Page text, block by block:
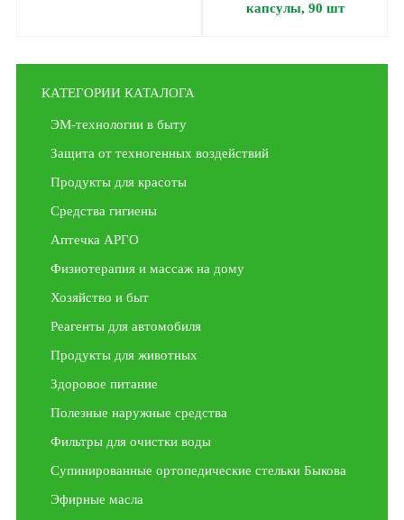
капсулы, 90 шт
КАТЕГОРИИ КАТАЛОГА
ЭМ-технологии в быту
Защита от техногенных воздействий
Продукты для красоты
Средства гигиены
Аптечка АРГО
Физиотерапия и массаж на дому
Хозяйство и быт
Реагенты для автомобиля
Продукты для животных
Здоровое питание
Полезные наружные средства
Фильтры для очистки воды
Супинированные ортопедические стельки Быкова
Эфирные масла